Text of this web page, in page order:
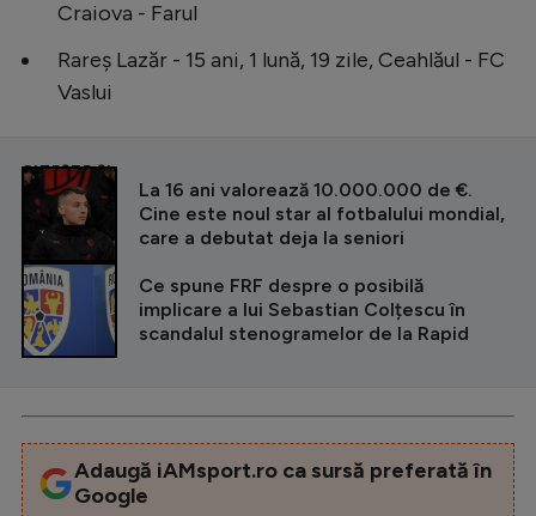
Craiova - Farul
Rareș Lazăr - 15 ani, 1 lună, 19 zile, Ceahlăul - FC
Vaslui
CITEȘTE ȘI
La 16 ani valorează 10.000.000 de €.
Cine este noul star al fotbalului mondial,
care a debutat deja la seniori
Ce spune FRF despre o posibilă
implicare a lui Sebastian Colțescu în
scandalul stenogramelor de la Rapid
Adaugă iAMsport.ro ca sursă preferată în
Google